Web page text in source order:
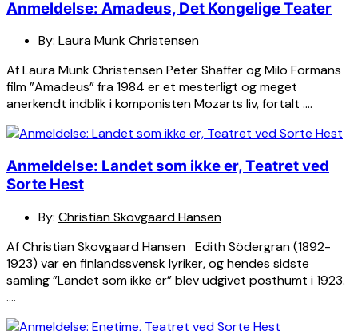
Anmeldelse: Amadeus, Det Kongelige Teater
By: Laura Munk Christensen
Af Laura Munk Christensen Peter Shaffer og Milo Formans
film ”Amadeus” fra 1984 er et mesterligt og meget
anerkendt indblik i komponisten Mozarts liv, fortalt ….
Anmeldelse: Landet som ikke er, Teatret ved
Sorte Hest
By: Christian Skovgaard Hansen
Af Christian Skovgaard Hansen Edith Södergran (1892-
1923) var en finlandssvensk lyriker, og hendes sidste
samling ”Landet som ikke er” blev udgivet posthumt i 1923.
….